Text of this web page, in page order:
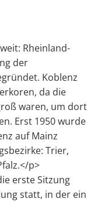
Rheinland-
der
Koblenz
da die
waren, um dort
Erst 1950 wurde
auf Mainz
Trier,
p>
erste Sitzung
statt, in der ein